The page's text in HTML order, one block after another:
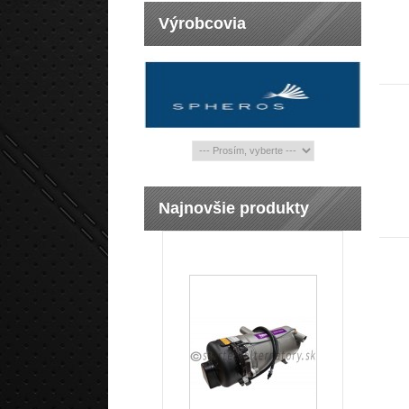
Výrobcovia
Najnovšie produkty